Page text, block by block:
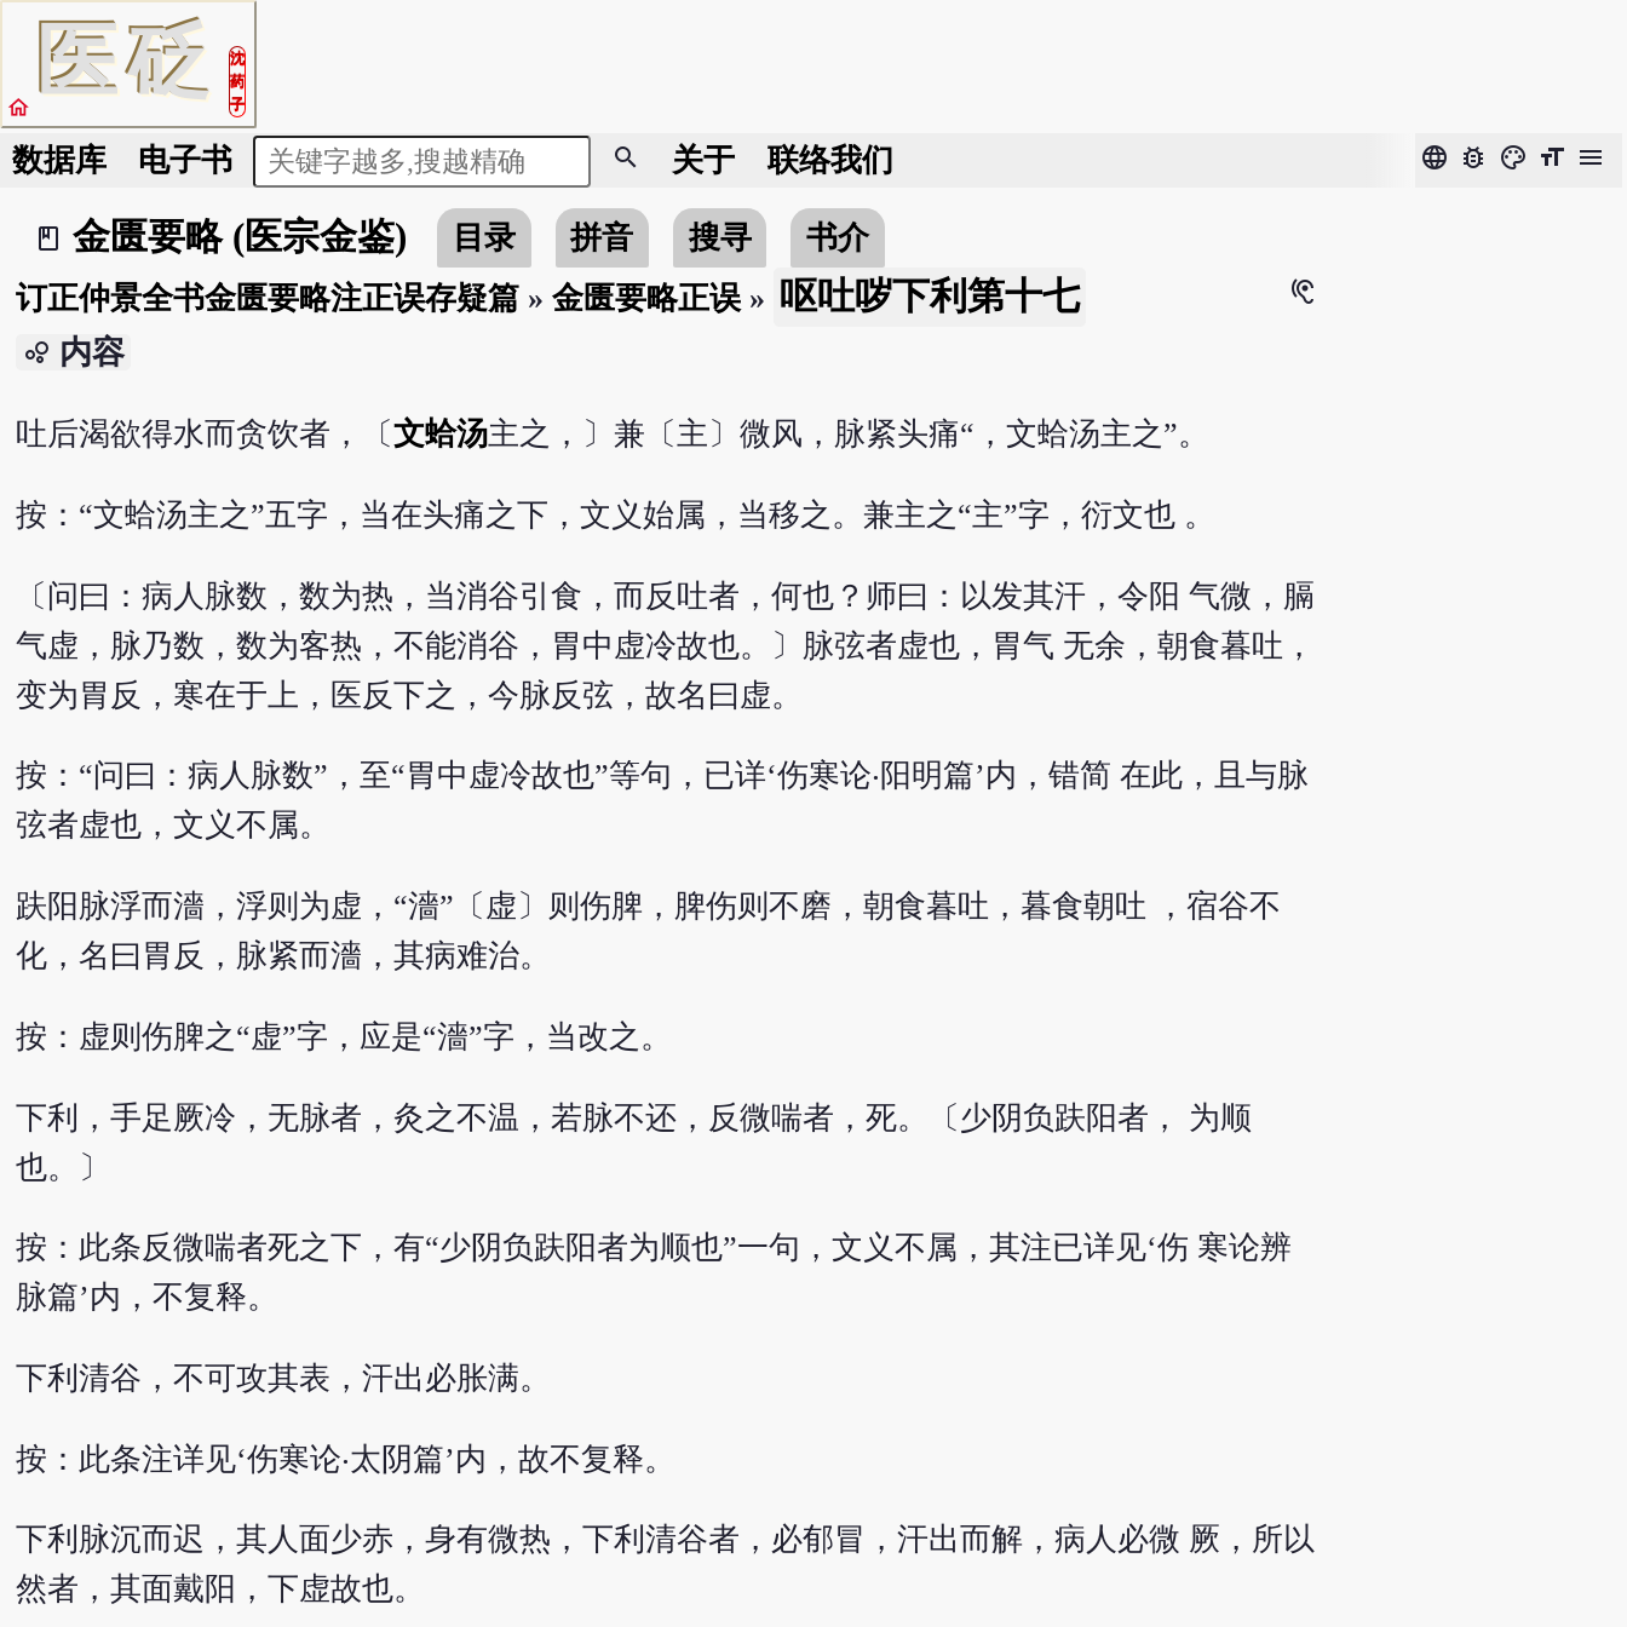
医砭
沈
药
子
home
数据库 电子书 search 关于 联络我们 language bug_report color_lens format_size menu
book_2
金匮要略 (医宗金鉴) 目录 拼音 搜寻
书介
订正仲景全书金匮要略注正误存疑篇» 金匮要略正误» 呕吐哕下利第十七 hearing
bubble_chart 内容
吐后渴欲得水而贪饮者，〔文蛤汤主之，〕兼〔主〕微风，脉紧头痛“，文蛤汤主之”。
按：“文蛤汤主之”五字，当在头痛之下，文义始属，当移之。兼主之“主”字，衍文也 。
〔问曰：病人脉数，数为热，当消谷引食，而反吐者，何也？师曰：以发其汗，令阳 气微，膈
气虚，脉乃数，数为客热，不能消谷，胃中虚冷故也。〕脉弦者虚也，胃气 无余，朝食暮吐，
变为胃反，寒在于上，医反下之，今脉反弦，故名曰虚。
按：“问曰：病人脉数”，至“胃中虚冷故也”等句，已详‘伤寒论‧阳明篇’内，错简 在此，且与脉
弦者虚也，文义不属。
趺阳脉浮而濇，浮则为虚，“濇”〔虚〕则伤脾，脾伤则不磨，朝食暮吐，暮食朝吐 ，宿谷不
化，名曰胃反，脉紧而濇，其病难治。
按：虚则伤脾之“虚”字，应是“濇”字，当改之。
下利，手足厥冷，无脉者，灸之不温，若脉不还，反微喘者，死。〔少阴负趺阳者， 为顺
也。〕
按：此条反微喘者死之下，有“少阴负趺阳者为顺也”一句，文义不属，其注已详见‘伤 寒论辨
脉篇’内，不复释。
下利清谷，不可攻其表，汗出必胀满。
按：此条注详见‘伤寒论‧太阴篇’内，故不复释。
下利脉沉而迟，其人面少赤，身有微热，下利清谷者，必郁冒，汗出而解，病人必微 厥，所以
然者，其面戴阳，下虚故也。